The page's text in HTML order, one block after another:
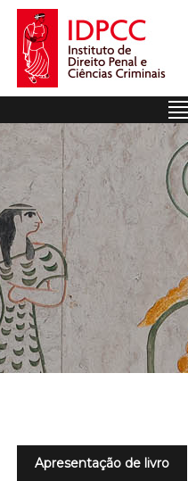
Skip
content
IDPCC
Instituto de Direito Penal e
Apresentação de livro